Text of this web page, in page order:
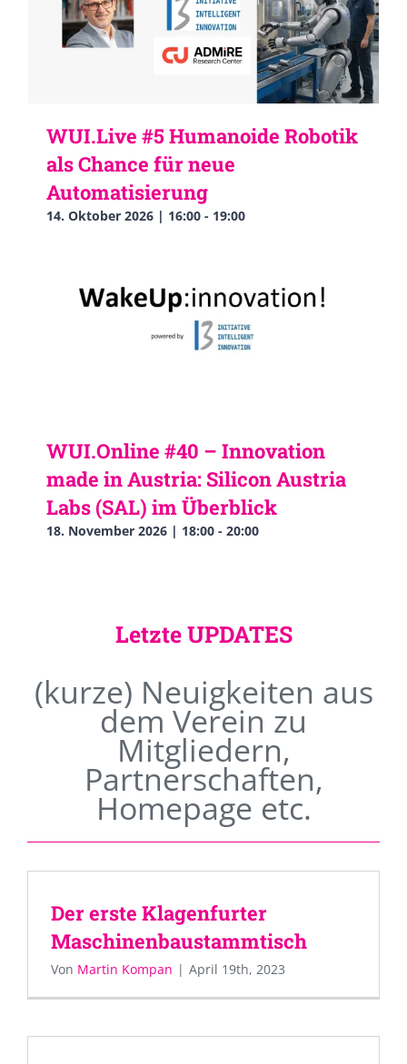
WUI.Live #5 Humanoide Robotik
als Chance für neue
Automatisierung
14. Oktober 2026 | 16:00 - 19:00
WUI.Online #40 – Innovation
made in Austria: Silicon Austria
Labs (SAL) im Überblick
18. November 2026 | 18:00 - 20:00
Letzte UPDATES
(kurze) Neuigkeiten aus
dem Verein zu
Mitgliedern,
Partnerschaften,
Homepage etc.
Der erste Klagenfurter
Maschinenbaustammtisch
Von Martin Kompan | April 19th, 2023